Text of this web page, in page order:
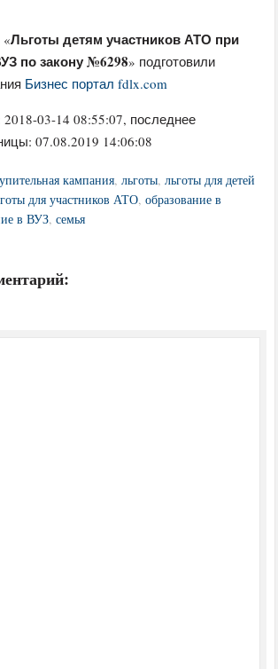
«Льготы детям участников АТО при
по закону №6298» подготовили
Бизнес портал fdlx.com
2018-03-14 08:55:07, последнее
07.08.2019 14:06:08
кампания,льготы,льготы для детей
для участников АТО,образование в
в ВУЗ,семья